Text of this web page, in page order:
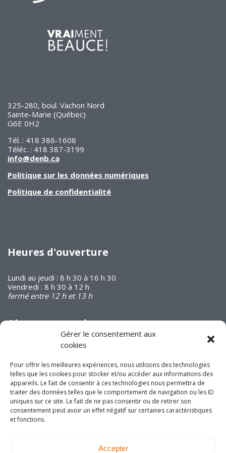
Gérer le consentement aux
cookies
Pour offrir les meilleures expériences, nous utilisons des technologies
telles que les cookies pour stocker et/ou accéder aux informations des
appareils. Le fait de consentir à ces technologies nous permettra de
traiter des données telles que le comportement de navigation ou les ID
uniques sur ce site. Le fait de ne pas consentir ou de retirer son
consentement peut avoir un effet négatif sur certaines caractéristiques
et fonctions.
Accepter
Toile entrepreneuriale Nouvelle-
Beauce
325-280, boul. Vachon Nord
Sainte-Marie (Québec)
G6E 0H2
Tél. : 418 386-1608
Téléc. : 418 387-3199
info@denb.ca
Politique sur les données numériques
Politique de confidentialité
Heures d'ouverture
Lundi au jeudi : 8 h 30 à 16 h 30
Vendredi : 8 h 30 à 12 h
fermé entre 12 h et 13 h
Abonnez-vous à
notre infolettre
Joignez-vous à nous
sur les réseaux
sociaux!